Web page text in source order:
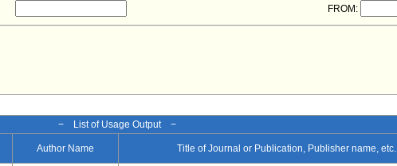
FROM:
− List of Usage Output −
Author Name Title of Journal or Publication, Publisher name, etc.